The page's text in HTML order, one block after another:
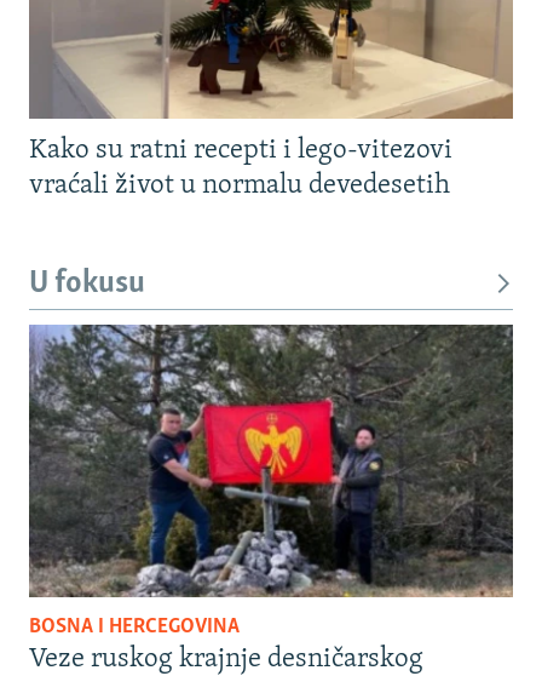
Kako su ratni recepti i lego-vitezovi
vraćali život u normalu devedesetih
U fokusu
BOSNA I HERCEGOVINA
Veze ruskog krajnje desničarskog